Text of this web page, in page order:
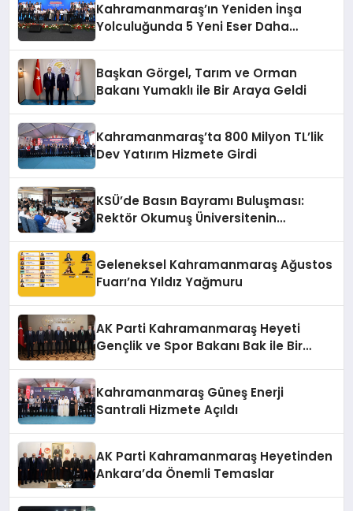
Kahramanmaraş’ın Yeniden İnşa
Yolculuğunda 5 Yeni Eser Daha
Başkan Görgel, Tarım ve Orman
Bakanı Yumaklı ile Bir Araya Geldi
Kahramanmaraş’ta 800 Milyon TL’lik
Dev Yatırım Hizmete Girdi
KSÜ’de Basın Bayramı Buluşması:
Rektör Okumuş Üniversitenin
Geleneksel Kahramanmaraş Ağustos
Fuarı’na Yıldız Yağmuru
AK Parti Kahramanmaraş Heyeti
Gençlik ve Spor Bakanı Bak ile Bir
Kahramanmaraş Güneş Enerji
Santrali Hizmete Açıldı
AK Parti Kahramanmaraş Heyetinden
Ankara’da Önemli Temaslar